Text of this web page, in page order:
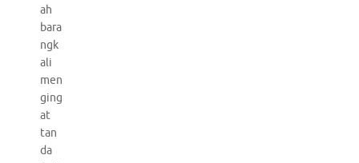
ah
bara
ngk
ali
men
ging
at
tan
da